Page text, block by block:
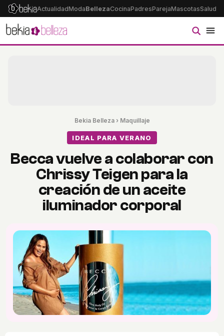
ActualidadModaBellezaCocinaPadresParejaMascotasSalud
Bekia Belleza› Maquillaje
IDEAL PARA VERANO
Becca vuelve a colaborar con
Chrissy Teigen para la
creación de un aceite
iluminador corporal